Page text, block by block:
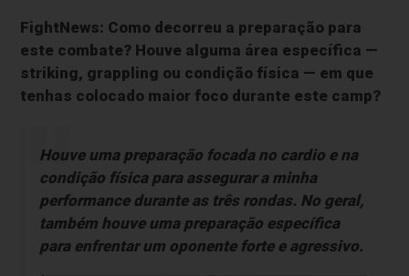
FightNews: Como decorreu a preparação para
este combate? Houve alguma área específica —
striking, grappling ou condição física — em que
tenhas colocado maior foco durante este camp?
Houve uma preparação focada no cardio e na
condição física para assegurar a minha
performance durante as três rondas. No geral,
também houve uma preparação específica
para enfrentar um oponente forte e agressivo.